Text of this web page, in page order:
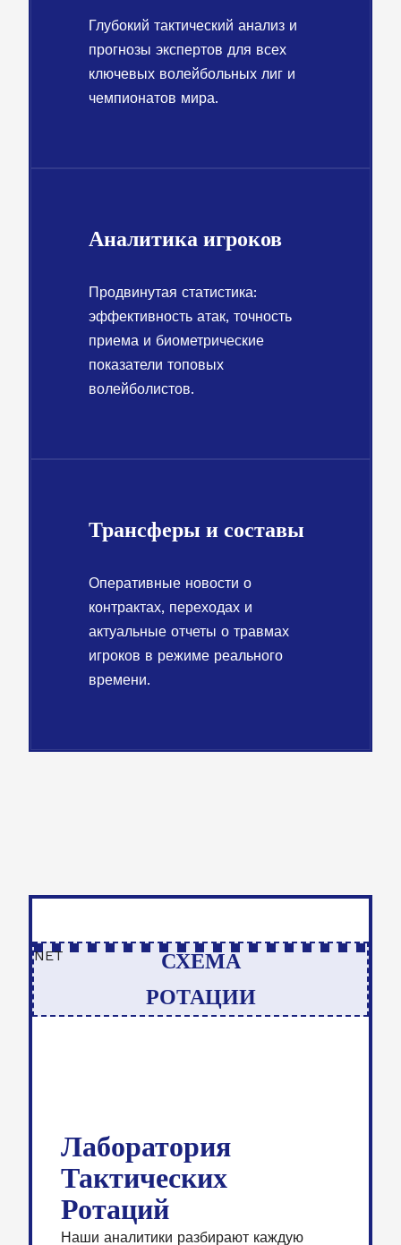
Глубокий тактический анализ и
прогнозы экспертов для всех
ключевых волейбольных лиг и
чемпионатов мира.
Аналитика игроков
Продвинутая статистика:
эффективность атак, точность
приема и биометрические
показатели топовых
волейболистов.
Трансферы и составы
Оперативные новости о
контрактах, переходах и
актуальные отчеты о травмах
игроков в режиме реального
времени.
СХЕМА
РОТАЦИИ
Лаборатория
Тактических
Ротаций
Наши аналитики разбирают каждую